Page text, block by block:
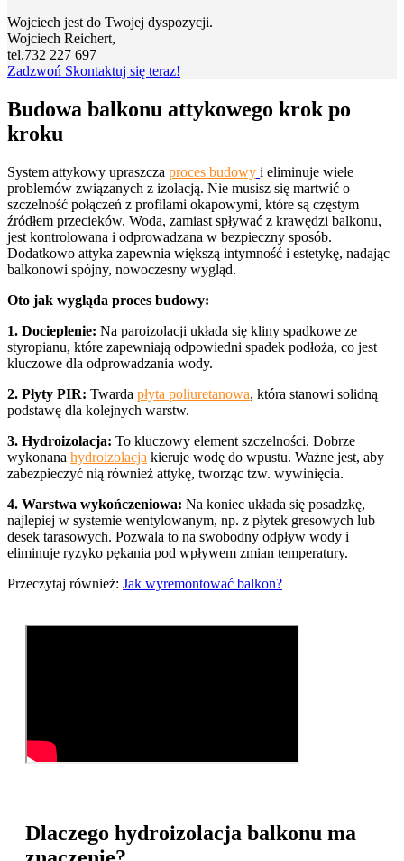
Wojciech jest do Twojej dyspozycji.
Wojciech Reichert,
tel.732 227 697
Zadzwoń Skontaktuj się teraz!
Budowa balkonu attykowego krok po
kroku
System attykowy upraszcza proces budowy i eliminuje wiele
problemów związanych z izolacją. Nie musisz się martwić o
szczelność połączeń z profilami okapowymi, które są częstym
źródłem przecieków. Woda, zamiast spływać z krawędzi balkonu,
jest kontrolowana i odprowadzana w bezpieczny sposób.
Dodatkowo attyka zapewnia większą intymność i estetykę, nadając
balkonowi spójny, nowoczesny wygląd.
Oto jak wygląda proces budowy:
1. Docieplenie: Na paroizolacji układa się kliny spadkowe ze
styropianu, które zapewniają odpowiedni spadek podłoża, co jest
kluczowe dla odprowadzania wody.
2. Płyty PIR: Twarda płyta poliuretanowa, która stanowi solidną
podstawę dla kolejnych warstw.
3. Hydroizolacja: To kluczowy element szczelności. Dobrze
wykonana hydroizolacja kieruje wodę do wpustu. Ważne jest, aby
zabezpieczyć nią również attykę, tworząc tzw. wywinięcia.
4. Warstwa wykończeniowa: Na koniec układa się posadzkę,
najlepiej w systemie wentylowanym, np. z płytek gresowych lub
desek tarasowych. Pozwala to na swobodny odpływ wody i
eliminuje ryzyko pękania pod wpływem zmian temperatury.
Przeczytaj również: Jak wyremontować balkon?
Dlaczego hydroizolacja balkonu ma